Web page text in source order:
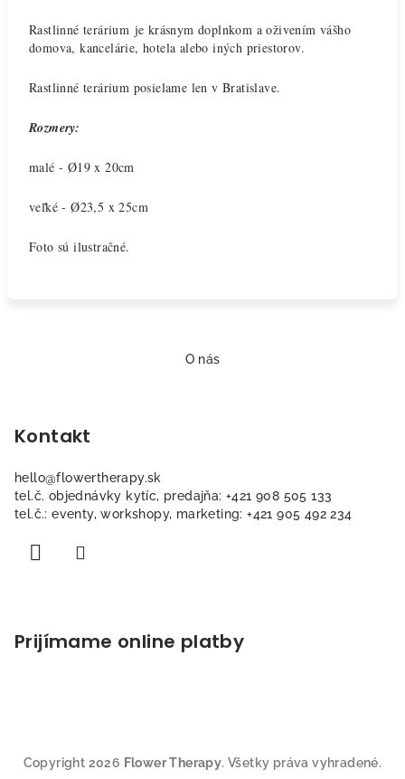
Rastlinné terárium je krásnym doplnkom a oživením vášho
domova, kancelárie, hotela alebo iných priestorov.
Rastlinné terárium posielame len v Bratislave.
Rozmery:
malé - Ø19 x 20cm
veľké -Ø23,5 x 25cm
Foto sú ilustračné.
O nás
Kontakt
hello@flowertherapy.sk
tel.č. objednávky kytíc, predajňa: +421 908 505 133
tel.č.: eventy, workshopy, marketing: +421 905 492 234
Prijímame online platby
Copyright 2026 Flower Therapy. Všetky práva vyhradené.